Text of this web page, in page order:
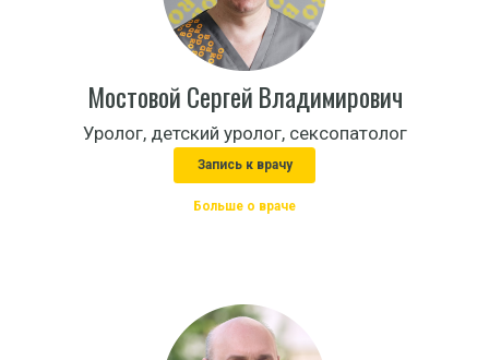
Мостовой Сергей Владимирович
Уролог, детский уролог, сексопатолог
Запись к врачу
Больше о враче